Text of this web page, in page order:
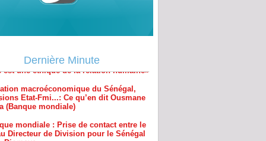
Dernière Minute
est une éthique de la relation humaine»
macroéconomique du Sénégal,
Etat-Fmi...: Ce qu’en dit Ousmane
(Banque mondiale)
mondiale : Prise de contact entre le
Directeur de Division pour le Sénégal
Diomaye
: le maire Djibril Sonko ira
au procureur s’il ne…